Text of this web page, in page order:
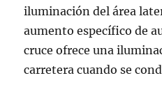
iluminación del área
aumento específico de
cruce ofrece una
carretera cuando se